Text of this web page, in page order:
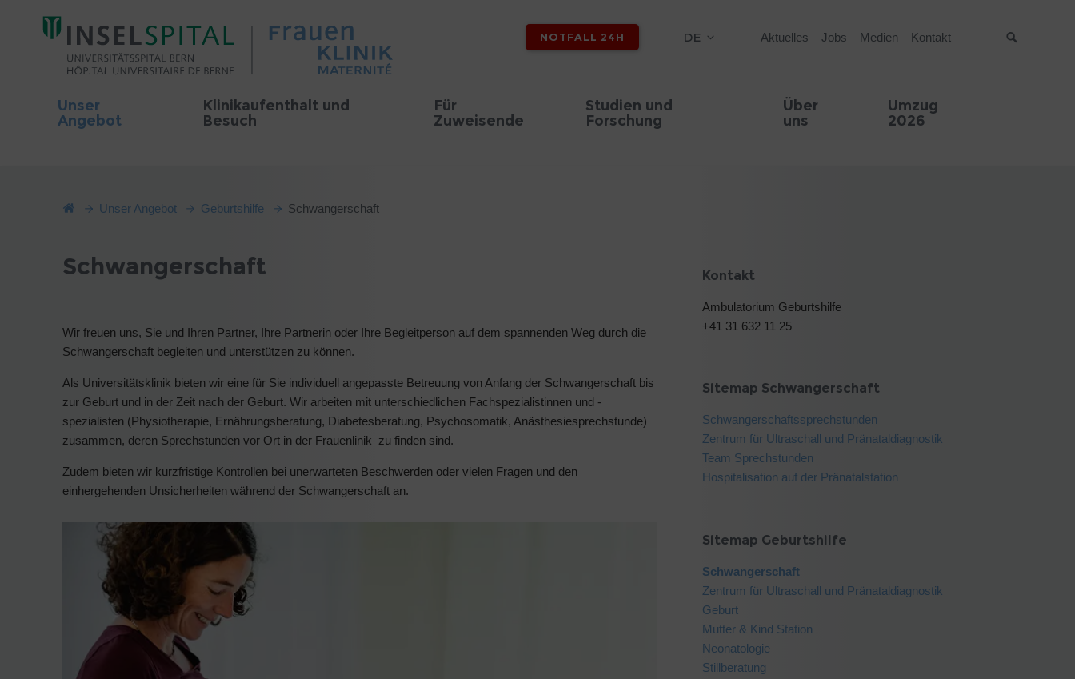
NOTFALL 24H DE Aktuelles Jobs Medien Kontakt
Unser
Angebot
Klinikaufenthalt und
Besuch
Für
Zuweisende
Studien und
Forschung
Über
uns
Umzug
2026
Unser Angebot Geburtshilfe Schwangerschaft
Schwangerschaft
Wir freuen uns, Sie und Ihren Partner, Ihre Partnerin oder Ihre Begleitperson auf dem spannenden Weg durch die
Schwangerschaft begleiten und unterstützen zu können.
Als Universitätsklinik bieten wir eine für Sie individuell angepasste Betreuung von Anfang der Schwangerschaft bis
zur Geburt und in der Zeit nach der Geburt. Wir arbeiten mit unterschiedlichen Fachspezialistinnen und -
spezialisten (Physiotherapie, Ernährungsberatung, Diabetesberatung, Psychosomatik, Anästhesiesprechstunde)
zusammen, deren Sprechstunden vor Ort in der Frauenlinik zu finden sind.
Zudem bieten wir kurzfristige Kontrollen bei unerwarteten Beschwerden oder vielen Fragen und den
einhergehenden Unsicherheiten während der Schwangerschaft an.
Kontakt
Ambulatorium Geburtshilfe
+41 31 632 11 25
Sitemap Schwangerschaft
Schwangerschaftssprechstunden
Zentrum für Ultraschall und Pränataldiagnostik
Team Sprechstunden
Hospitalisation auf der Pränatalstation
Sitemap Geburtshilfe
Schwangerschaft
Zentrum für Ultraschall und Pränataldiagnostik
Geburt
Mutter & Kind Station
Neonatologie
Stillberatung